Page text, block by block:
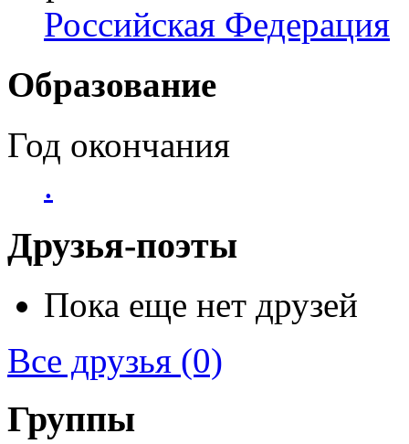
Российская Федерация
Образование
Год окончания
.
Друзья-поэты
Пока еще нет друзей
Все друзья (0)
Группы